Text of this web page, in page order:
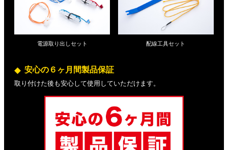
電源取り出しセット 配線工具セット
安心の６ヶ月間製品保証
取り付けた後も安心して使用していただけます。